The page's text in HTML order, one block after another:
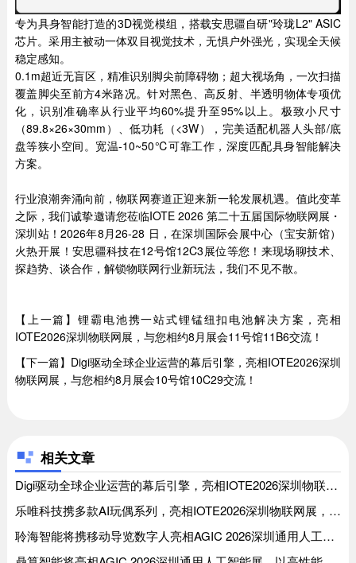
专为具身智能打造的3D视觉模组，搭载安思疆自研"玲珑L2" ASIC
芯片。采用主被动一体双目视觉技术，无惧户外强光，实现全天候
稳定感知。
0.1m超近无盲区，精准识别脚尖前障碍物；超大视场角，一次扫描
覆盖脚尖至前方4米路况。针对黑色、高反射、半透明物体专项优
化，识别准确率从行业平均60%提升至95%以上。极致小尺寸
（89.8×26×30mm）、低功耗（<3W），完美适配机器人头部/底
盘等狭小空间。宽温-10~50℃可靠工作，深度匹配具身智能解决
方案。
行业浪潮奔涌向前，物联网赛道正迎来新一轮发展机遇。值此变革
之际，我们诚挚邀请您莅临IOTE 2026 第二十五届国际物联网展・
深圳站！2026年8月26-28 日，在深圳国际会展中心（宝安新馆）
火热开展！安思疆科技在12号馆12C3展位等您！来现场聊技术、
探趋势、谈合作，解锁物联网行业新玩法，我们不见不散。
【上一篇】锂霸电池携一站式锂锰纽扣电池解决方案，亮相
IOTE2026深圳物联网展，与您相约8月展会11号馆11B6交流！
【下一篇】Digi驱动全球企业运营的幕后引擎，亮相IOTE2026深圳
物联网展，与您相约8月展会10号馆10C29交流！
相关文章
Digi驱动全球企业运营的幕后引擎，亮相IOTE2026深圳物联网展，与您相约8月展会10号馆10C29交流！、Digi驱动全球企业运营的幕后引擎，亮相IOTE2026深圳物联网展，与您相约8月展会10号馆10C29交流！
乐唯科技携多款AI玩偶系列，亮相IOTE2026深圳物联网展，与您相约8月展会11号馆11B74交流！、乐唯科技携多款AI玩偶系列，亮相IOTE2026深圳物联网展，与您相约8月展会11号馆11B74交流！
聆海智能将携移动导览数字人亮相AGIC 2026深圳通用人工智能展、聆海智能将携移动导览数字人亮相AGIC 2026深圳通用人工智能展